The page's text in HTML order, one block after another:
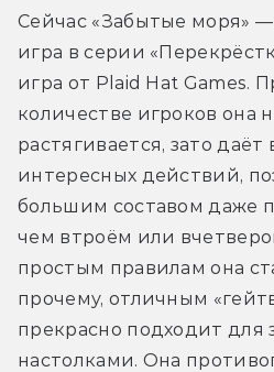
Сейчас «Забытые моря»
игра в серии
игра от Plaid Hat Games.
количестве игроков она
растягивается, зато
интересных действий,
большим составом даже
чем втроём или
простым правилам она
прочему, отличным
прекрасно подходит для
настолками. Она